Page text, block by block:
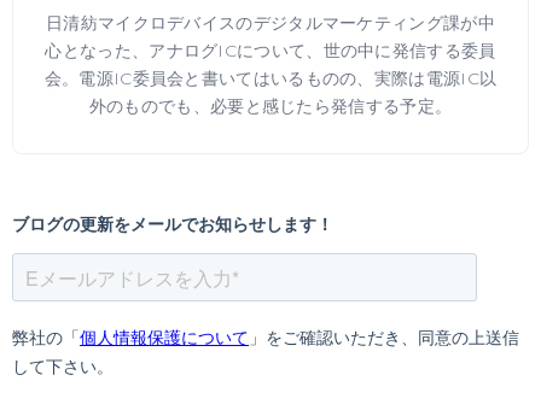
日清紡マイクロデバイスのデジタルマーケティング課が中
心となった、アナログICについて、世の中に発信する委員
会。電源IC委員会と書いてはいるものの、実際は電源IC以
外のものでも、必要と感じたら発信する予定。